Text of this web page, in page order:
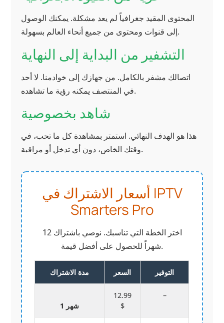
المحتوى المقيد جغرافياً لم يعد مشكلة. يمكنك الوصول
إلى قنوات ومحتوى من جميع أنحاء العالم بسهولة.
التشفير من البداية إلى النهاية
اتصالك مشفر بالكامل. من جهازك إلى خوادمنا. لا أحد
في المنتصف يمكنه رؤية ما تشاهده.
شاهد بخصوصية
هذا هو الهدف النهائي. استمتر بمشاهدة كل ما تحب، في
وقتك الخاص، دون أي تدخل أو مراقبة.
أسعار الاشتراك في IPTV
Smarters Pro
اختر الخطة التي تناسبك. نوصي باشتراك 12
شهراً للحصول على أفضل قيمة.
مدة الاشتراك السعر التوفير
1 شهر
12.99
$
–